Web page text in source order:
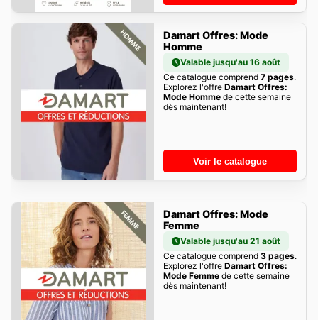
Damart Offres: Mode
Homme
Valable jusqu'au 16 août
Ce catalogue comprend 7 pages.
Explorez l'offre Damart Offres:
Mode Hommede cette semaine
dès maintenant!
Voir le catalogue
Damart Offres: Mode
Femme
Valable jusqu'au 21 août
Ce catalogue comprend 3 pages.
Explorez l'offre Damart Offres:
Mode Femmede cette semaine
dès maintenant!